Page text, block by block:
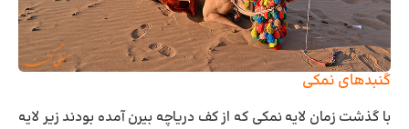
گنبدهای نمکی
با گذشت زمان لایه نمکی که از کف دریاچه بیرن آمده بودند زیر لایه‌